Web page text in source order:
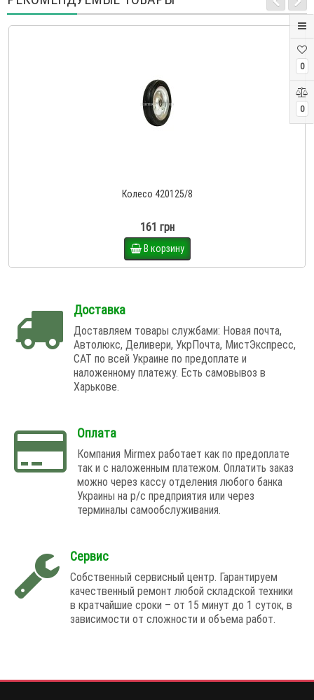
0
0
Колесо 420125/8
161 грн
В корзину
Доставка
Доставляем товары службами: Новая почта,
Автолюкс, Деливери, УкрПочта, МистЭкспресс,
САТ по всей Украине по предоплате и
наложенному платежу. Есть самовывоз в
Харькове.
Оплата
Компания Mirmex работает как по предоплате
так и с наложенным платежом. Оплатить заказ
можно через кассу отделения любого банка
Украины на р/с предприятия или через
терминалы самообслуживания.
Сервис
Собственный сервисный центр. Гарантируем
качественный ремонт любой складской техники
в кратчайшие сроки – от 15 минут до 1 суток, в
зависимости от сложности и объема работ.